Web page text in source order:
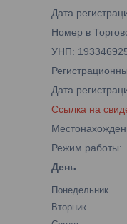
Дата
Номер в
УНП:
Дата
Ссылка на
Режим работы:
День
Понедельник
Вторник